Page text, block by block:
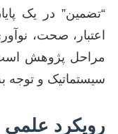
“تضمین” در یک
اعتبار، صحت،
مراحل پژوهش
سیستماتیک و توجه
رویکرد علمی